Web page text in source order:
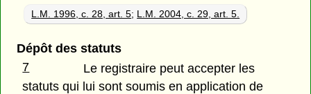
L.M. 1996, c. 28, art. 5; L.M. 2004, c. 29, art. 5.
Dépôt des statuts
7
Le registraire peut accepter les
statuts qui lui sont soumis en application de